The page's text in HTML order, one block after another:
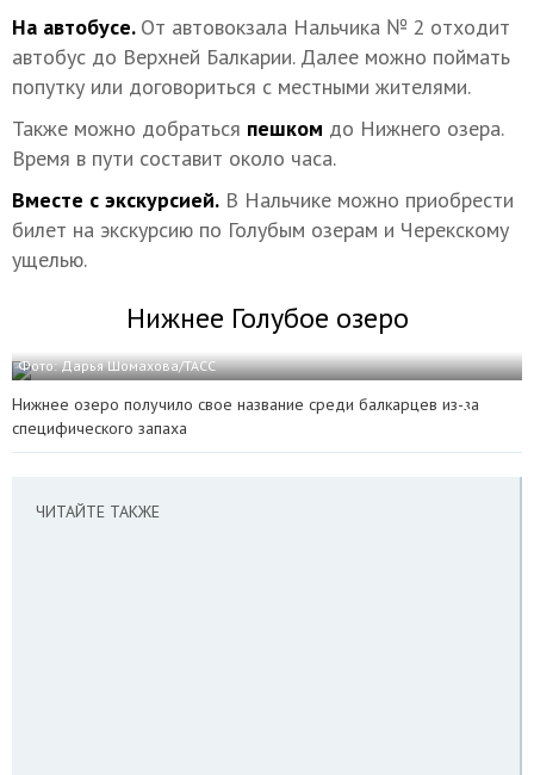
На автобусе. От автовокзала Нальчика № 2 отходит
автобус до Верхней Балкарии. Далее можно поймать
попутку или договориться с местными жителями.
Также можно добраться пешком до Нижнего озера.
Время в пути составит около часа.
Вместе с экскурсией. В Нальчике можно приобрести
билет на экскурсию по Голубым озерам и Черекскому
ущелью.
Нижнее Голубое озеро
Фото: Дарья Шомахова/ТАСС
Нижнее озеро получило свое название среди балкарцев из-за
специфического запаха
ЧИТАЙТЕ ТАКЖЕ